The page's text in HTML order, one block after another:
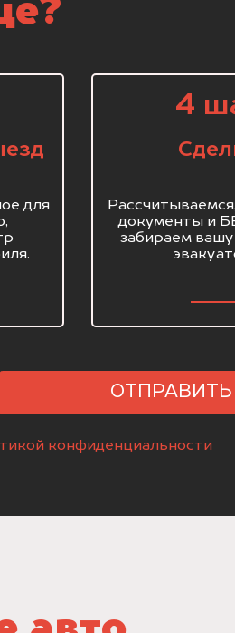
для
4
документы и
забираем
ОТПРАВИТЬ
конфиденциальности